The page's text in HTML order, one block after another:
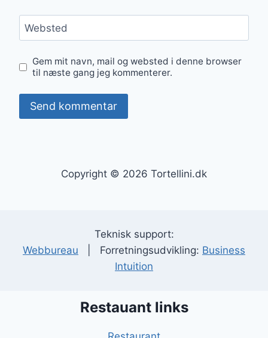
Websted
Gem mit navn, mail og websted i denne browser
til næste gang jeg kommenterer.
Copyright © 2026 Tortellini.dk
Teknisk support:
Webbureau | Forretningsudvikling: Business
Intuition
Restauant links